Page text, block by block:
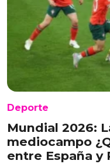
Deporte
Mundial 2026:
mediocampo
entre España y